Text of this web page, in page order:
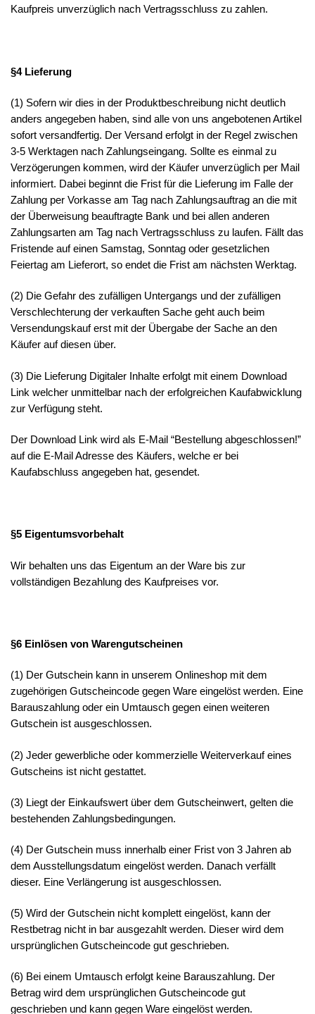
Kaufpreis unverzüglich nach Vertragsschluss zu zahlen.
§4 Lieferung
(1) Sofern wir dies in der Produktbeschreibung nicht deutlich
anders angegeben haben, sind alle von uns angebotenen Artikel
sofort versandfertig. Der Versand erfolgt in der Regel zwischen
3-5 Werktagen nach Zahlungseingang. Sollte es einmal zu
Verzögerungen kommen, wird der Käufer unverzüglich per Mail
informiert. Dabei beginnt die Frist für die Lieferung im Falle der
Zahlung per Vorkasse am Tag nach Zahlungsauftrag an die mit
der Überweisung beauftragte Bank und bei allen anderen
Zahlungsarten am Tag nach Vertragsschluss zu laufen. Fällt das
Fristende auf einen Samstag, Sonntag oder gesetzlichen
Feiertag am Lieferort, so endet die Frist am nächsten Werktag.
(2) Die Gefahr des zufälligen Untergangs und der zufälligen
Verschlechterung der verkauften Sache geht auch beim
Versendungskauf erst mit der Übergabe der Sache an den
Käufer auf diesen über.
(3) Die Lieferung Digitaler Inhalte erfolgt mit einem Download
Link welcher unmittelbar nach der erfolgreichen Kaufabwicklung
zur Verfügung steht.
Der Download Link wird als E-Mail “Bestellung abgeschlossen!”
auf die E-Mail Adresse des Käufers, welche er bei
Kaufabschluss angegeben hat, gesendet.
§5 Eigentumsvorbehalt
Wir behalten uns das Eigentum an der Ware bis zur
vollständigen Bezahlung des Kaufpreises vor.
§6 Einlösen von Warengutscheinen
(1) Der Gutschein kann in unserem Onlineshop mit dem
zugehörigen Gutscheincode gegen Ware eingelöst werden. Eine
Barauszahlung oder ein Umtausch gegen einen weiteren
Gutschein ist ausgeschlossen.
(2) Jeder gewerbliche oder kommerzielle Weiterverkauf eines
Gutscheins ist nicht gestattet.
(3) Liegt der Einkaufswert über dem Gutscheinwert, gelten die
bestehenden Zahlungsbedingungen.
(4) Der Gutschein muss innerhalb einer Frist von 3 Jahren ab
dem Ausstellungsdatum eingelöst werden. Danach verfällt
dieser. Eine Verlängerung ist ausgeschlossen.
(5) Wird der Gutschein nicht komplett eingelöst, kann der
Restbetrag nicht in bar ausgezahlt werden. Dieser wird dem
ursprünglichen Gutscheincode gut geschrieben.
(6) Bei einem Umtausch erfolgt keine Barauszahlung. Der
Betrag wird dem ursprünglichen Gutscheincode gut
geschrieben und kann gegen Ware eingelöst werden.